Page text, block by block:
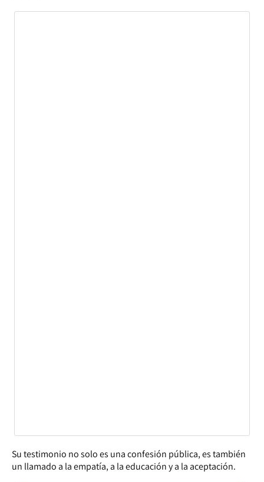
Su testimonio no solo es una confesión pública, es también
un llamado a la empatía, a la educación y a la aceptación.